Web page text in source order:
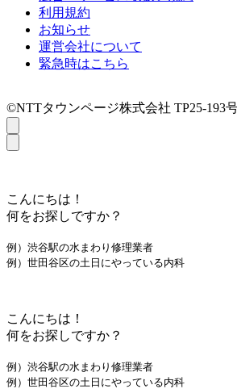
利用規約
お知らせ
運営会社について
緊急時はこちら
©NTTタウンページ株式会社 TP25-193号
こんにちは！
何をお探しですか？
例）渋谷駅の水まわり修理業者
例）世田谷区の土日にやっている内科
こんにちは！
何をお探しですか？
例）渋谷駅の水まわり修理業者
例）世田谷区の土日にやっている内科